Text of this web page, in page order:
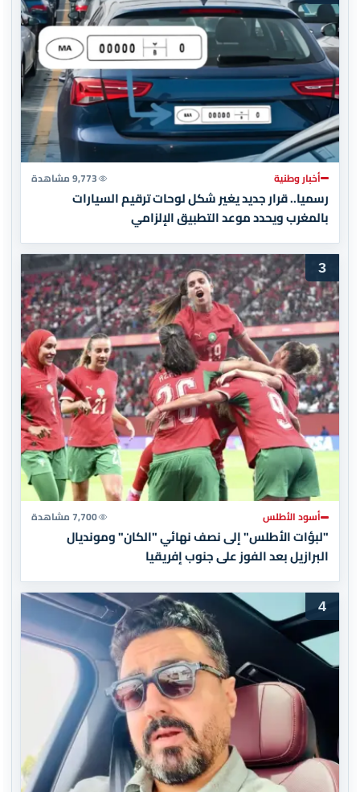
أخبار وطنية 9,773 مشاهدة
رسميا.. قرار جديد يغير شكل لوحات ترقيم السيارات
بالمغرب ويحدد موعد التطبيق الإلزامي
3
أسود الأطلس 7,700 مشاهدة
"لبؤات الأطلس" إلى نصف نهائي "الكان" ومونديال
البرازيل بعد الفوز على جنوب إفريقيا
4